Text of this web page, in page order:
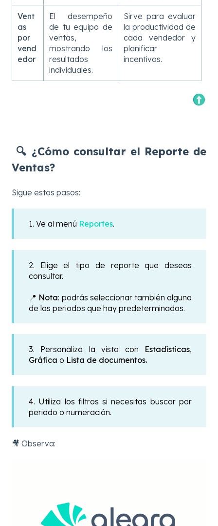
Vent
as
por
vend
edor
El desempeño
de tu equipo de
ventas,
mostrando los
resultados
individuales.
Sirve para evaluar
la productividad de
cada vendedor y
planificar
incentivos.
🔍 ¿Cómo consultar el Reporte de
Ventas?
Sigue estos pasos:
1. Ve al menú Reportes.
2. Elige el tipo de reporte que deseas
consultar.
📍 Nota: podrás seleccionar también alguno
de los periodos que hay predeterminados.
3. Personaliza la vista con Estadísticas,
Gráfica o Lista de documentos.
4. Utiliza los filtros si necesitas buscar por
periodo o numeración.
🎥 Observa: